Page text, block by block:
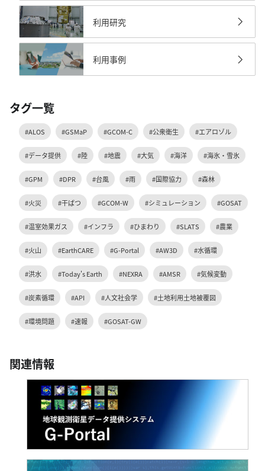
利用研究
利用事例
タグ一覧
#ALOS #GSMaP #GCOM-C #公衆衛生 #エアロゾル
#データ提供 #陸 #地震 #大気 #海洋 #海氷・雪氷
#GPM #DPR #台風 #雨 #国際協力 #森林
#火災 #干ばつ #GCOM-W #シミュレーション #GOSAT
#温室効果ガス #インフラ #ひまわり #SLATS #農業
#火山 #EarthCARE #G-Portal #AW3D #水循環
#洪水 #Today's Earth #NEXRA #AMSR #気候変動
#炭素循環 #API #人文社会学 #土地利用土地被覆図
#環境問題 #速報 #GOSAT-GW
関連情報